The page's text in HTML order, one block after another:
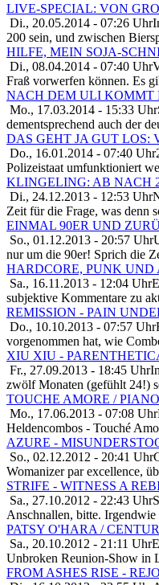
LIVE-SPECIAL: VON
Di., 20.05.2014 - 07:26 Uhr
200 sein, und zwischen
HILFE, MEIN SOJA-
Di., 08.04.2014 - 07:40 Uhr
Fraß vorwerfen können. Es
NACH DEM ULI KOMMT
Mo., 17.03.2014 - 15:33 Uhr
dementsprechend auch der
DAS GEHT JA GUT LOS:
Do., 16.01.2014 - 07:40 Uhr
Polizeistaat umfunktioniert
KLINGELING: AB NACH
Di., 24.12.2013 - 12:53 Uhr
Zeit für die Frage, was denn
EINMAL 90ER UND
So., 01.12.2013 - 20:57 Uhr
nur um die 90er! Sprich die
HARDCORE, PUNK
Sa., 16.11.2013 - 12:04 Uhr
subjektive Kommentare zu
REMISSION - PAIN
Do., 10.10.2013 - 07:57 Uhr
vorgenommen hat, wie
XIU XIU -
Fr., 27.09.2013 - 18:45 Uhr
zwölf Monaten (gefühlt 24!)
TOUCHE AMORE /
Mo., 17.06.2013 - 07:08 Uhr
Heldencombos - Touché
AZURE -
So., 02.12.2012 - 20:41 Uhr
Womanizer par excellence,
STRIFE - WITNESS A
Sa., 27.10.2012 - 22:43 Uhr
Anschnallen, bitte. Irgendwie
PATSY O'HARA /
Sa., 20.10.2012 - 21:11 Uhr
Unbroken Reunion-Show in
FROM ASHES RISE -